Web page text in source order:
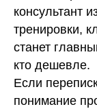
консультант
тренировки,
станет
кто дешевле.
Если
понимание